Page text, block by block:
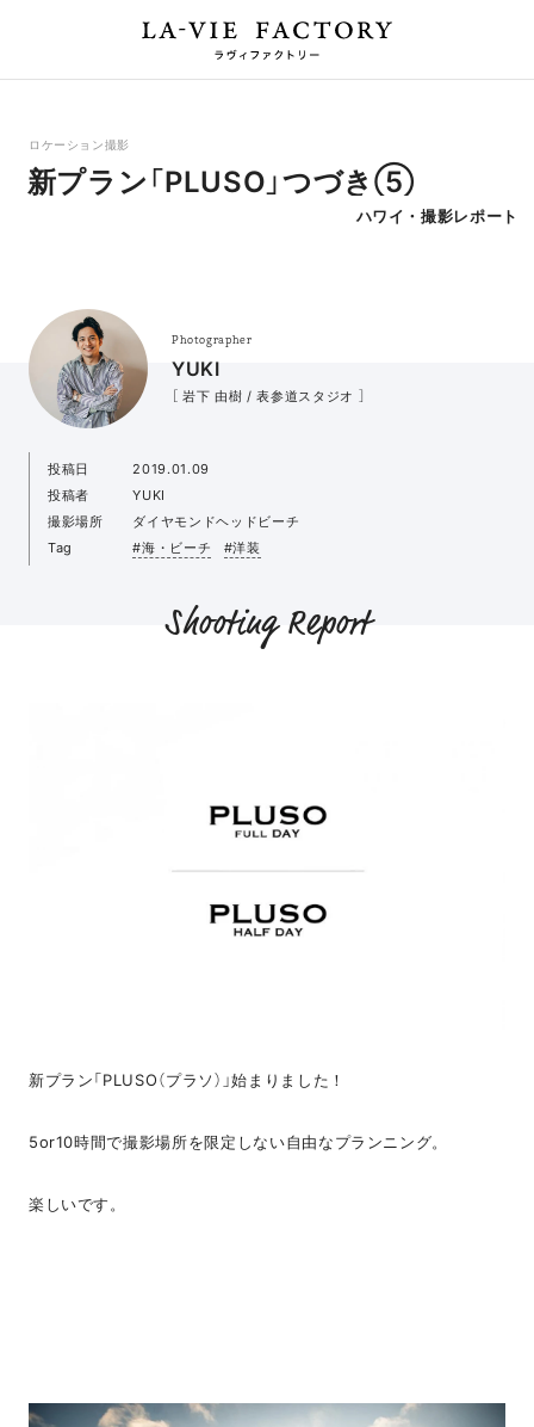
ロケーション撮影
新プラン「PLUSO」つづき⑤
ハワイ・撮影レポート
Photographer
YUKI
［ 岩下 由樹 / 表参道スタジオ ］
投稿日
2019.01.09
投稿者
YUKI
撮影場所
ダイヤモンドヘッドビーチ
Tag
#海・ビーチ #洋装
Shooting Report
新プラン「PLUSO（プラソ）」始まりました！
5or10時間で撮影場所を限定しない自由なプランニング。
楽しいです。